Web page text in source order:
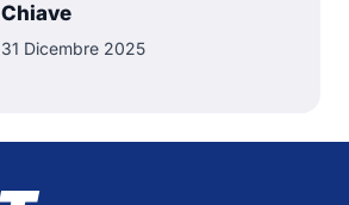
Chiave
31 Dicembre 2025